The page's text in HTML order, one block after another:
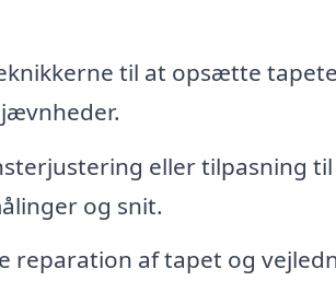
til at opsætte
eller tilpasning til
og snit.
reparation af tapet og